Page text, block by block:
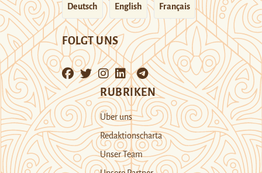
Deutsch English Français
FOLGT UNS
RUBRIKEN
Über uns
Redaktionscharta
Unser Team